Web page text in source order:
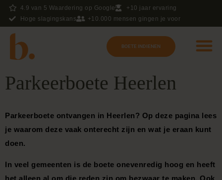
4.9 van 5 Waardering op Google
+10 jaar ervaring
Hoge slagingskans
+10.000 mensen gingen je voor
BOETE INDIENEN
Parkeerboete Heerlen
Parkeerboete ontvangen in Heerlen? Op deze pagina lees
je waarom deze vaak onterecht zijn en wat je eraan kunt
doen.
In veel gemeenten is de boete onevenredig hoog en heeft
het alleen al om die reden zin om bezwaar te maken. Ook